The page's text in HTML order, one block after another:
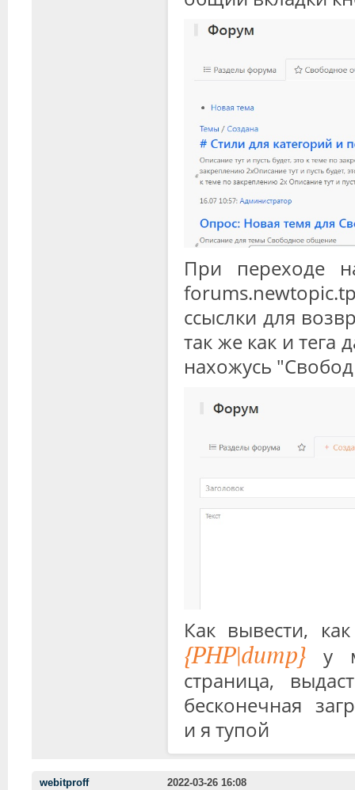
При переходе
ссыслки для
так же как и тега
нахожусь
Как вывести,
{PHP|dump} у
страница,
бесконечная
и я тупой
webitproff 2022-03-26 16:08